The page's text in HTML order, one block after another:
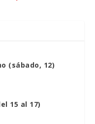
(sábado, 12)
15 al 17)